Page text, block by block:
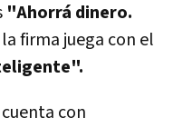
"Ahorrá dinero.
firma juega con el
cuenta con